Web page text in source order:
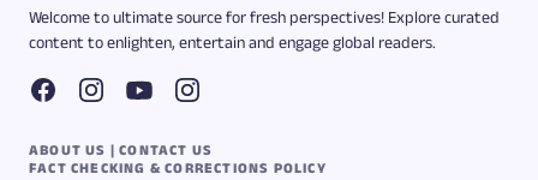
Welcome to ultimate source for fresh perspectives! Explore curated
content to enlighten, entertain and engage global readers.
ABOUT US | CONTACT US
FACT CHECKING & CORRECTIONS POLICY